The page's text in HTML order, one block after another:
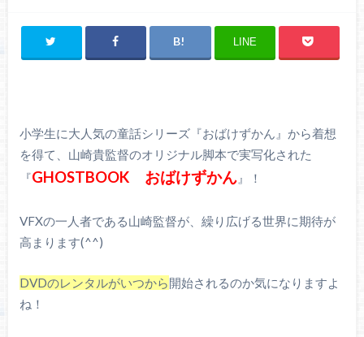
LINE
小学生に大人気の童話シリーズ『おばけずかん』から着想
を得て、山崎貴監督のオリジナル脚本で実写化された
『GHOSTBOOK おばけずかん』！
VFXの一人者である山崎監督が、繰り広げる世界に期待が
高まります(^^)
DVDのレンタルがいつから開始されるのか気になりますよ
ね！